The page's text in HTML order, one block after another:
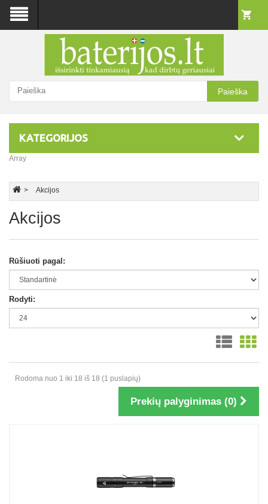
Paieška
KATEGORIJOS
Array
Akcijos
Akcijos
Rūšiuoti pagal:
Rodyti:
Rodoma nuo 1 iki 18 iš 18 (1 puslapių)
Prekių palyginimas (0)